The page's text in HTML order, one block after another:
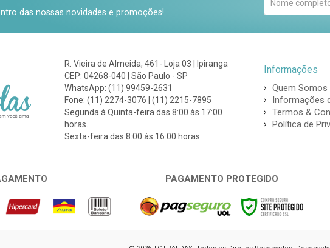
das nossas novidades e promoções!
R. Vieira de Almeida, 461- Loja 03 | Ipiranga
CEP: 04268-040 | São Paulo - SP
WhatsApp: (11) 99459-2631
Fone: (11) 2274-3076 | (11) 2215-7895
Segunda à Quinta-feira das 8:00 às 17:00
horas.
Sexta-feira das 8:00 às 16:00 horas
Informações
Quem Somos
Informações
Termos &
Política de
PAGAMENTO PROTEGIDO